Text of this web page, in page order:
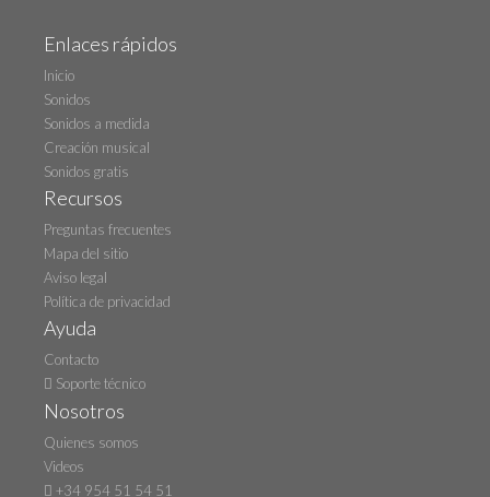
Enlaces rápidos
Inicio
Sonidos
Sonidos a medida
Creación musical
Sonidos gratis
Recursos
Preguntas frecuentes
Mapa del sitio
Aviso legal
Política de privacidad
Ayuda
Contacto
Soporte técnico
Nosotros
Quienes somos
Videos
+34 954 51 54 51